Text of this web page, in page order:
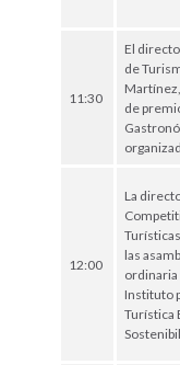
11:30
El
de
de
12:00
La
las
Instituto
Turística